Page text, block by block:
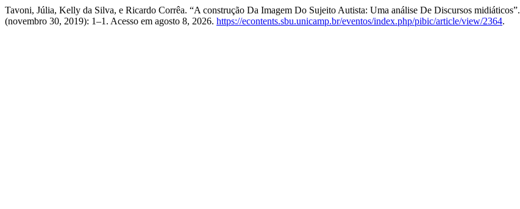
Tavoni, Júlia, Kelly da Silva, e Ricardo Corrêa. “A construção Da Imagem Do Sujeito Autista: Uma análise De Discursos midiáticos”.
(novembro 30, 2019): 1–1. Acesso em agosto 8, 2026. https://econtents.sbu.unicamp.br/eventos/index.php/pibic/article/view/2364.